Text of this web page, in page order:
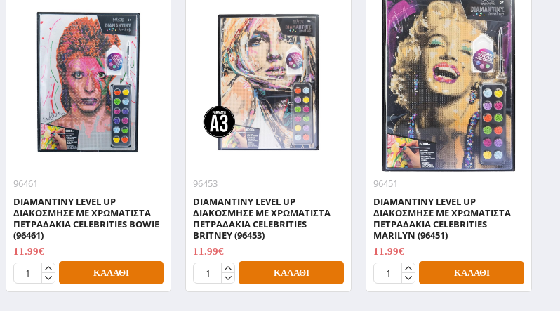
96461
DIAMANTINY LEVEL UP
ΔΙΑΚΟΣΜΗΣΕ ΜΕ ΧΡΩΜΑΤΙΣΤΑ
ΠΕΤΡΑΔΑΚΙΑ CELEBRITIES BOWIE
(96461)
11.99€
ΚΑΛΆΘΙ
96453
DIAMANTINY LEVEL UP
ΔΙΑΚΟΣΜΗΣΕ ΜΕ ΧΡΩΜΑΤΙΣΤΑ
ΠΕΤΡΑΔΑΚΙΑ CELEBRITIES
BRITNEY (96453)
11.99€
ΚΑΛΆΘΙ
96451
DIAMANTINY LEVEL UP
ΔΙΑΚΟΣΜΗΣΕ ΜΕ ΧΡΩΜΑΤΙΣΤΑ
ΠΕΤΡΑΔΑΚΙΑ CELEBRITIES
MARILYN (96451)
11.99€
ΚΑΛΆΘΙ